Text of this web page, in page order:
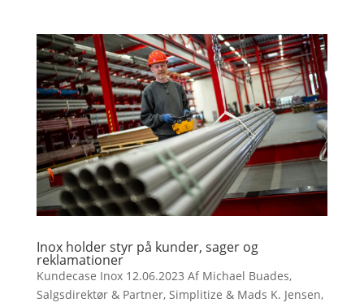
Inox holder styr på kunder, sager og
reklamationer
Kundecase Inox 12.06.2023 Af Michael Buades,
Salgsdirektør & Partner, Simplitize & Mads K. Jensen,